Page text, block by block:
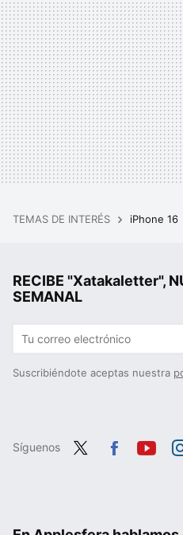
TEMAS DE INTERÉS iPhone 16
RECIBE "Xatakaletter",
SEMANAL
Suscribiéndote aceptas nuestra
Síguenos